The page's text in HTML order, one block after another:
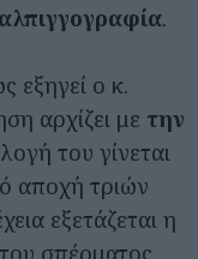
.
εξηγεί ο κ.
αρχίζει με την
του γίνεται
αποχή τριών
εξετάζεται η
σπέρματος.